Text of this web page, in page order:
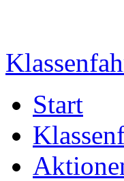
Start